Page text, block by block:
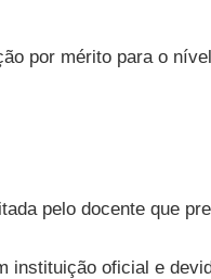
por mérito para o
pelo docente que
oficial e